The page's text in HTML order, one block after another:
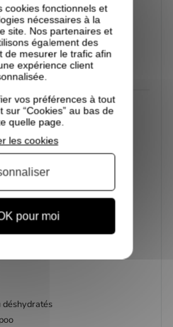
fragiles
sensibles
?
déshydratés
cookies fonctionnels et
nécessaires à la
site. Nos partenaires et
également des
de mesurer le trafic afin
expérience client
vos préférences à tout
sur “Cookies” au bas de
quelle page.
pour moi
les cookies